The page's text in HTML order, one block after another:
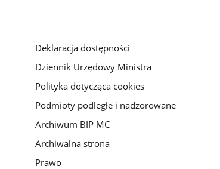
Deklaracja dostępności
Dziennik Urzędowy Ministra
Polityka dotycząca cookies
Podmioty podległe i nadzorowane
Archiwum BIP MC
Archiwalna strona
Prawo